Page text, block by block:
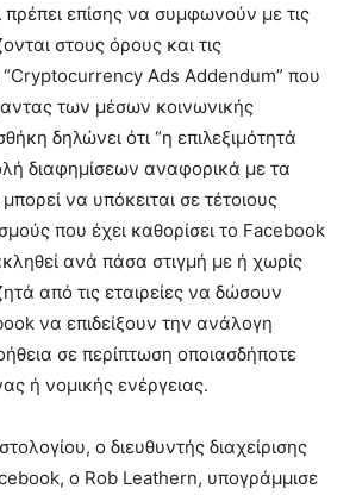
πρέπει επίσης να συμφωνούν με τις
στους όρους και τις
“Cryptocurrency Ads Addendum” που
των μέσων κοινωνικής
δηλώνει ότι “η επιλεξιμότητά
διαφημίσεων αναφορικά με τα
να υπόκειται σε τέτοιους
που έχει καθορίσει το Facebook
ανά πάσα στιγμή με ή χωρίς
από τις εταιρείες να δώσουν
να επιδείξουν την ανάλογη
σε περίπτωση οποιασδήποτε
ή νομικής ενέργειας.
ο διευθυντής διαχείρισης
ο Rob Leathern, υπογράμμισε